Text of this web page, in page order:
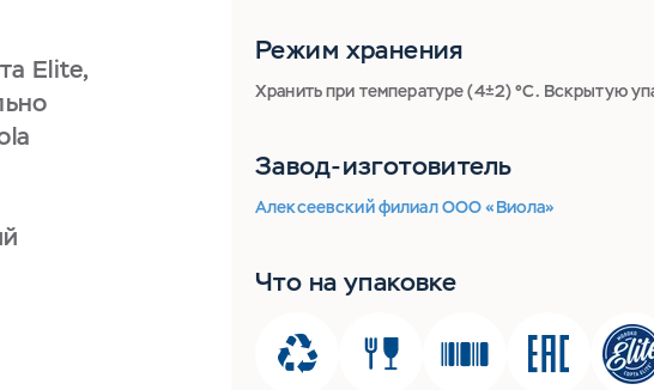
Elite,
Режим хранения
Хранить при температуре (4±2) °С. Вскрытую
Завод-изготовитель
Алексеевский филиал ООО «Виола»
Что на упаковке